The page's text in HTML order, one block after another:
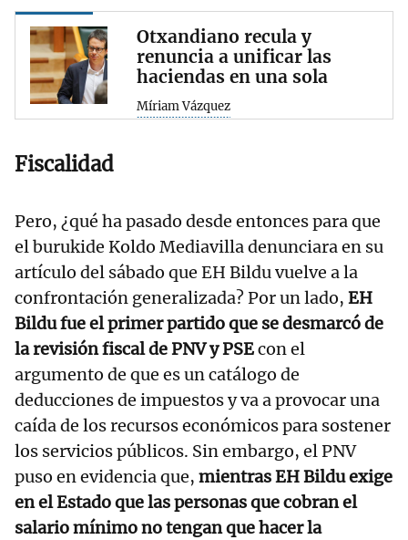
Otxandiano recula y
renuncia a unificar las
haciendas en una sola
Míriam Vázquez
Fiscalidad
Pero, ¿qué ha pasado desde entonces para que
el burukide Koldo Mediavilla denunciara en su
artículo del sábado que EH Bildu vuelve a la
confrontación generalizada? Por un lado, EH
Bildu fue el primer partido que se desmarcó de
la revisión fiscal de PNV y PSEcon el
argumento de que es un catálogo de
deducciones de impuestos y va a provocar una
caída de los recursos económicos para sostener
los servicios públicos. Sin embargo, el PNV
puso en evidencia que, mientras EH Bildu exige
en el Estado que las personas que cobran el
salario mínimo no tengan que hacer la